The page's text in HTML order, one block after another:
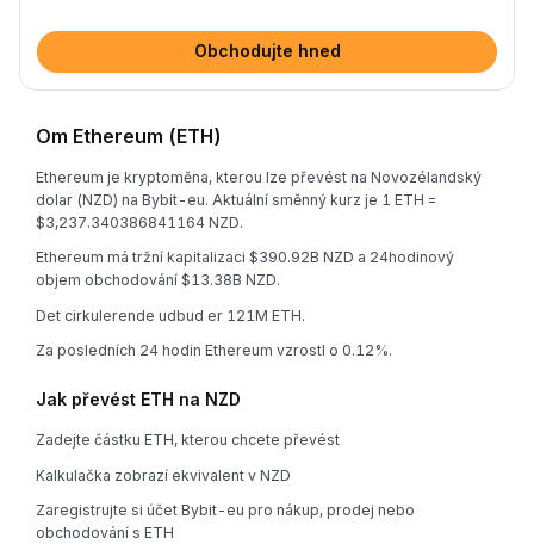
Obchodujte hned
Om Ethereum (ETH)
Ethereum je kryptoměna, kterou lze převést na Novozélandský
dolar (NZD) na Bybit-eu. Aktuální směnný kurz je 1 ETH =
$3,237.340386841164 NZD.
Ethereum má tržní kapitalizaci $390.92B NZD a 24hodinový
objem obchodování $13.38B NZD.
Det cirkulerende udbud er 121M ETH.
Za posledních 24 hodin Ethereum vzrostl o 0.12%.
Jak převést ETH na NZD
Zadejte částku ETH, kterou chcete převést
Kalkulačka zobrazí ekvivalent v NZD
Zaregistrujte si účet Bybit-eu pro nákup, prodej nebo
obchodování s ETH